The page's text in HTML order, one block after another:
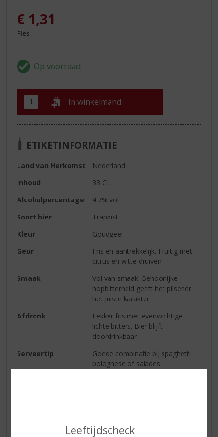
Leeftijdscheck
€ 1,31
Fles
In winkelmand
ETIKETINFORMATIE
Land van Herkomst
Nederland
Inhoud
33 CL
Alcoholpercentage
4.7% vol
Soort bier
Trappist
Kleur
Goudgeel
Geur
Fris en aantrekkelijk. Fruitig met
citrus en witte druiven
Smaak
Vol van smaak. Behoorlijke
hopbitterheid geeft het pilsener
het juiste karakter
Afdronk
Lekker fris met evenwichtige
lichte bitters. Bier blijft
doordrinkbaar
Serveertip
Goede combinatie bij spaghetti
bolognese of salades